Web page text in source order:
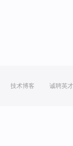
技术博客 诚聘英才